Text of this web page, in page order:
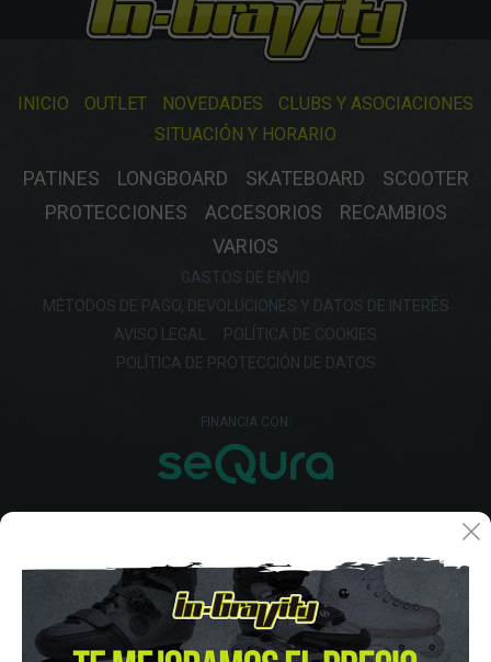
INICIO OUTLET NOVEDADES
CLUBS Y ASOCIACIONES
SITUACIÓN Y HORARIO
PATINES LONGBOARD SKATEBOARD
SCOOTER
PROTECCIONES
ACCESORIOS
RECAMBIOS
VARIOS
GASTOS DE ENVIO
MÉTODOS DE PAGO, DEVOLUCIONES Y DATOS DE INTERÉS
AVISO LEGAL
POLÍTICA DE COOKIES
POLÍTICA DE PROTECCIÓN DE DATOS
FINANCIA CON: